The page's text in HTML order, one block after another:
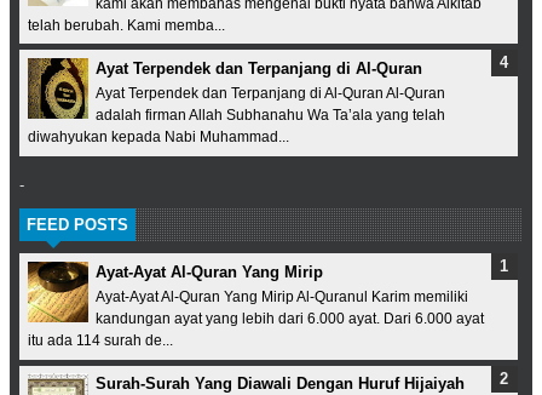
kami akan membahas mengenai bukti nyata bahwa Alkitab
telah berubah. Kami memba...
Ayat Terpendek dan Terpanjang di Al-Quran
Ayat Terpendek dan Terpanjang di Al-Quran Al-Quran
adalah firman Allah Subhanahu Wa Ta’ala yang telah
diwahyukan kepada Nabi Muhammad...
-
FEED POSTS
Ayat-Ayat Al-Quran Yang Mirip
Ayat-Ayat Al-Quran Yang Mirip Al-Quranul Karim memiliki
kandungan ayat yang lebih dari 6.000 ayat. Dari 6.000 ayat
itu ada 114 surah de...
Surah-Surah Yang Diawali Dengan Huruf Hijaiyah